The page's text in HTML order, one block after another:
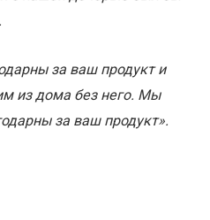
за ваш продукт и
из дома без него. Мы
за ваш продукт».